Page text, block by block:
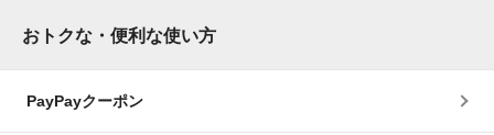
おトクな・便利な使い方
PayPayクーポン